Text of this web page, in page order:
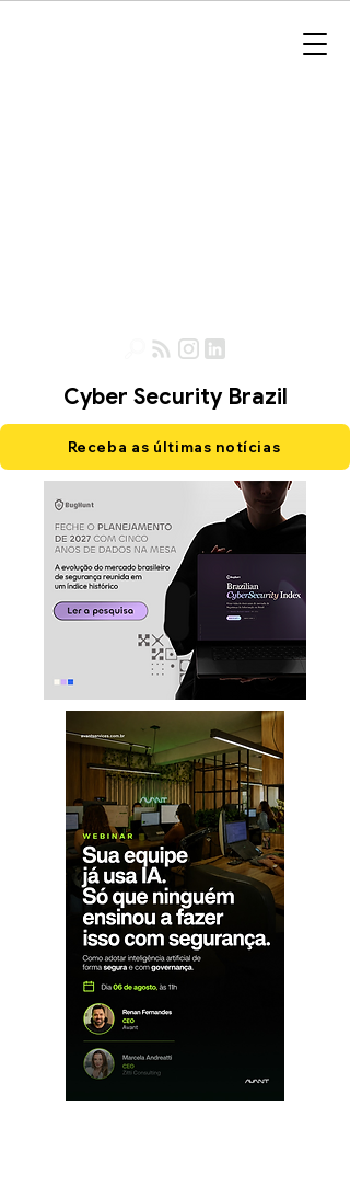
Cyber Security Brazil
Receba as últimas notícias